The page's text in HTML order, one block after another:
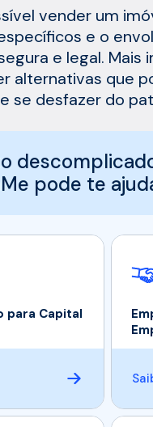
vender um
e o
e legal. Mais
alternativas que
se desfazer do
pode te
para Capital